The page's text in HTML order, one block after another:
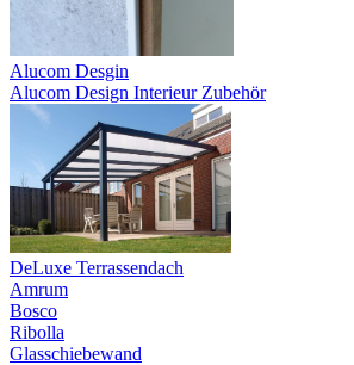
Alucom Desgin
Alucom Design Interieur Zubehör
DeLuxe Terrassendach
Amrum
Bosco
Ribolla
Glasschiebewand